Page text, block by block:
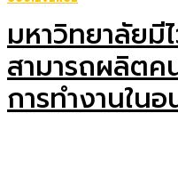
มหาวิทยาลัยมี
สามารถผลิตค
การทำงานใน